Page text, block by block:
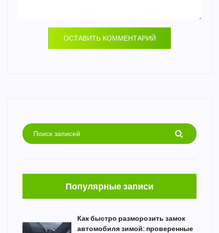
ОСТАВИТЬ КОММЕНТАРИЙ
Популярные записи
Как быстро разморозить замок
автомобиля зимой: проверенные